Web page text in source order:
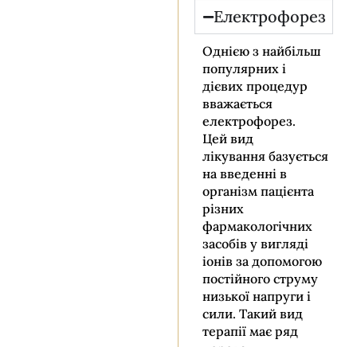
Електрофорез
Однією з найбільш
популярних і
дієвих процедур
вважається
електрофорез.
Цей вид
лікування базується
на введенні в
організм пацієнта
різних
фармакологічних
засобів у вигляді
іонів за допомогою
постійного струму
низької напруги і
сили. Такий вид
терапії має ряд